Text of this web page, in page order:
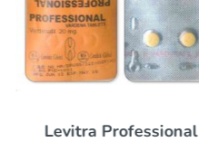
Levitra Professional